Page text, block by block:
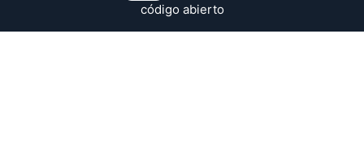
código abierto